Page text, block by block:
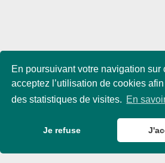
En poursuivant votre navigation sur
acceptez l’utilisation de cookies
des statistiques de visites. En
Je refuse